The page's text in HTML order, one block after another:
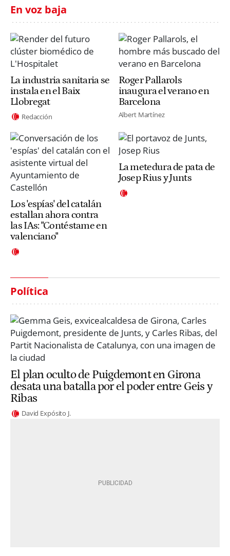
En voz baja
La industria sanitaria se
instala en el Baix
Llobregat
Redacción
Roger Pallarols
inaugura el verano en
Barcelona
Albert Martínez
Los 'espías' del catalán
estallan ahora contra
las IAs: "Contéstame en
valenciano"
La metedura de pata de
Josep Rius y Junts
Política
El plan oculto de Puigdemont en Girona
desata una batalla por el poder entre Geis y
Ribas
David Expósito J.